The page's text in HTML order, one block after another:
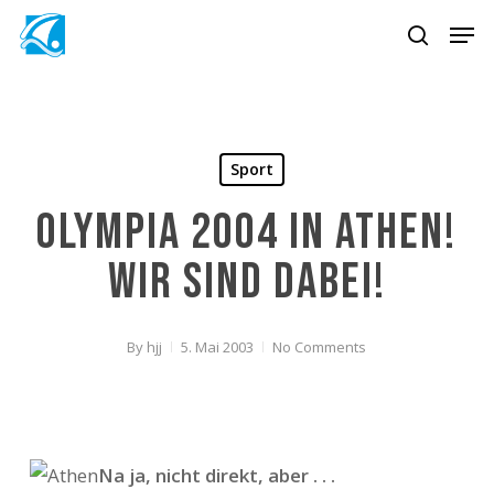
Skip
search
Sport
Olympia 2004 in Athen!
Wir sind dabei!
By hjj 5. Mai 2003 No Comments
Na ja, nicht direkt, aber . . .